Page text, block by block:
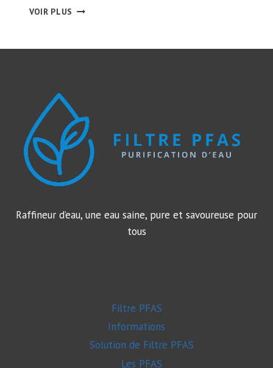
VOIR PLUS NITRATES
DU
ET
SOLUTIONS
2026
Raffineur d’eau, une eau saine, pure et savoureuse pour
tous
Filtre PFAS
Informations
Solution de Filtre PFAS
Les PFAS